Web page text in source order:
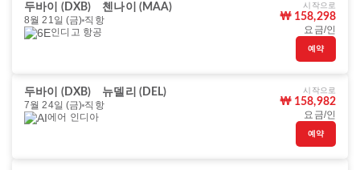
두바이 (DXB)
첸나이 (MAA)
8월 21일 (금) 직항
인디고 항공
시작으로
₩ 158,298
요금/인
예약
두바이 (DXB)
뉴델리 (DEL)
7월 24일 (금) 직항
에어 인디아
시작으로
₩ 158,982
요금/인
예약